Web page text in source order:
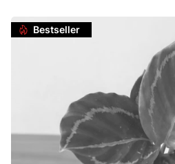
Bestseller